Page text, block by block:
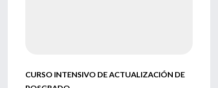
CURSO INTENSIVO DE ACTUALIZACIÓN DE